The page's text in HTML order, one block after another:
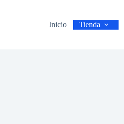
Inicio Tienda